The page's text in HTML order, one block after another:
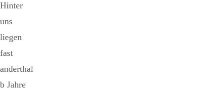
Hinter
uns
liegen
fast
anderthal
b Jahre